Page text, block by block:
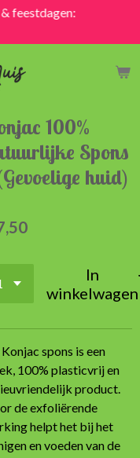
feestdagen:
100%
Spons
huid)
In
winkelwagen
spons is een
100% plasticvrij en
product.
de exfoliërende
helpt het bij het
en voeden van de